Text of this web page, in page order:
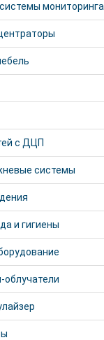
мониторинга
с ДЦП
системы
и гигиены
облучатели